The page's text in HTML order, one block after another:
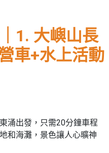
1. 大嶼山長
車+水上活動
涌出發，只需20分鐘車程
和海灘，景色讓人心曠神